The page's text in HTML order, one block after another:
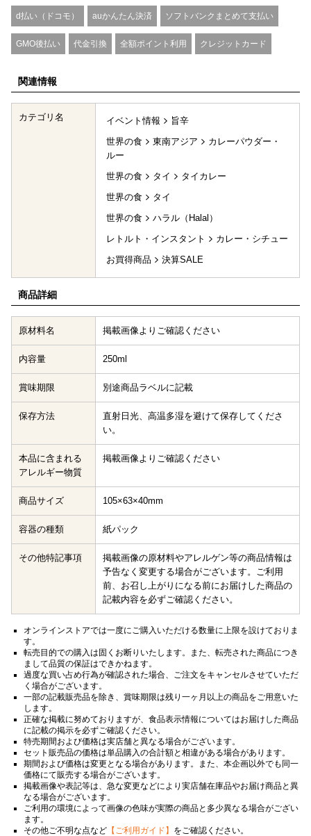
d払い（ドコモ） auかんたん決済 ソフトバンクまとめて支払い
GMO後払い 代金引換 全額ポイント利用 クレジットカード
関連情報
カテゴリ名 イベント情報
旨辛
世界の食
東南アジア
カレーパウダー・
ルー
世界の食
タイ
タイカレー
世界の食
タイ
世界の食
ハラル（Halal）
レトルト・インスタント
カレー・シチュー
お買得商品
決算SALE
商品詳細
原材料名 掲載画像よりご確認ください
内容量 250ml
賞味期限 別途商品ラベルに記載
保存方法
直射日光、高温多湿を避けて保存してくださ
い。
本品に含まれる
アレルギー物質
掲載画像よりご確認ください
商品サイズ 105×63×40mm
容器の種類 紙パック
その他特記事項
掲載画像の原材料やアレルゲン等の商品情報は
予告なく変更する場合がございます。ご利用
前、お召し上がりになる前にお届けした商品の
記載内容を必ずご確認ください。
オンラインストアでは一度にご購入いただける数量に上限を設けておりま
す。
転売目的での購入は固くお断りいたします。また、転売された商品につき
まして品質の保証はできかねます。
過度な買い占め行為が確認された場合、ご注文をキャンセルさせていただ
く場合がございます。
一部の記載販売品を除き、賞味期限は残り一ヶ月以上の商品をご用意いた
します。
正確な掲載に努めておりますが、食品表示情報についてはお届けした商品
に記載の掲示を必ずご確認ください。
特売期間および価格は実店舗と異なる場合がございます。
セット販売品の価格は単品購入の合計額と相違がある場合があります。
期間および価格は変更となる場合があります。また、本企画以外でも同一
価格にて販売する場合がございます。
掲載画像や表記等は、急な変更などにより実店舗在庫品やお届け商品と異
なる場合がございます。
ご利用の環境によって画像の色味が実際の商品と多少異なる場合がござい
ます。
その他ご不明な点など 【ご利用ガイド】 をご確認ください。